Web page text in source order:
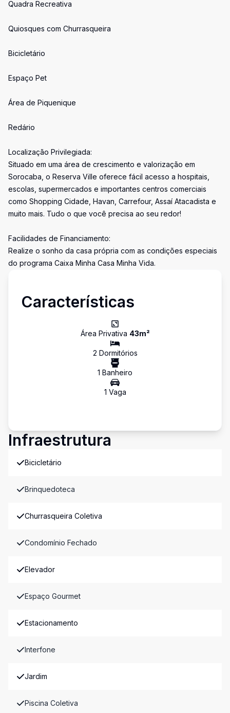
Quadra Recreativa
Quiosques com Churrasqueira
Bicicletário
Espaço Pet
Área de Piquenique
Redário
Localização Privilegiada:
Situado em uma área de crescimento e valorização em
Sorocaba, o Reserva Ville oferece fácil acesso a hospitais,
escolas, supermercados e importantes centros comerciais
como Shopping Cidade, Havan, Carrefour, Assaí Atacadista e
muito mais. Tudo o que você precisa ao seu redor!
Facilidades de Financiamento:
Realize o sonho da casa própria com as condições especiais
do programa Caixa Minha Casa Minha Vida.
Características
Área Privativa 43m²
2 Dormitórios
1 Banheiro
1 Vaga
Infraestrutura
Bicicletário
Brinquedoteca
Churrasqueira Coletiva
Condomínio Fechado
Elevador
Espaço Gourmet
Estacionamento
Interfone
Jardim
Piscina Coletiva